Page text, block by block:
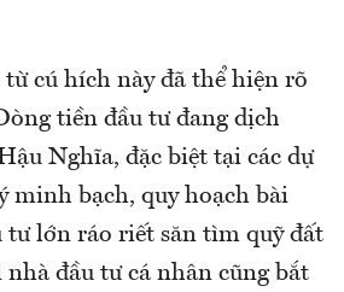
cú hích này đã thể hiện rõ
tiền đầu tư đang dịch
Nghĩa, đặc biệt tại các dự
minh bạch, quy hoạch bài
tư lớn ráo riết săn tìm quỹ đất
đầu tư cá nhân cũng bắt